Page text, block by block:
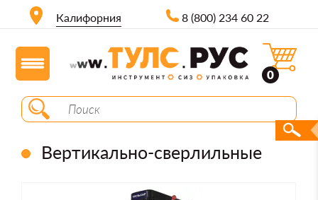
Калифорния 8 (800) 234 60 22
0
Вертикально-сверлильные